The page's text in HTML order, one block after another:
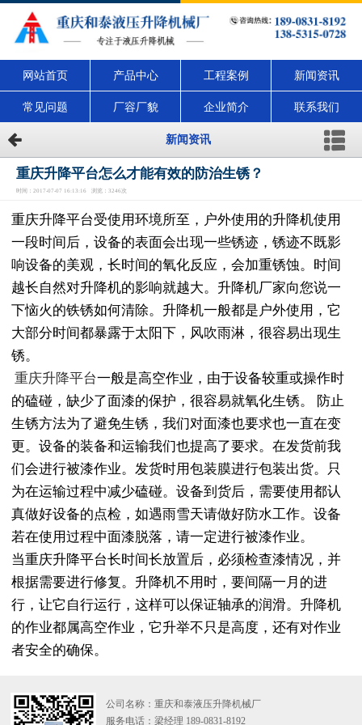
网站首页 产品中心 工程案例 新闻资讯
常见问题 厂容厂貌 企业简介 联系我们
新闻资讯
重庆升降平台怎么才能有效的防治生锈？
时间：2017-07-07 16:13:16 浏览：3246次
重庆升降平台受使用环境所至，户外使用的升降机使用
一段时间后，设备的表面会出现一些锈迹，锈迹不既影
响设备的美观，长时间的氧化反应，会加重锈蚀。时间
越长自然对升降机的影响就越大。升降机厂家向您说一
下恼火的铁锈如何清除。升降机一般都是户外使用，它
大部分时间都暴露于太阳下，风吹雨淋，很容易出现生
锈。
重庆升降平台一般是高空作业，由于设备较重或操作时
的磕碰，缺少了面漆的保护，很容易就氧化生锈。 防止
生锈方法为了避免生锈，我们对面漆也要求也一直在变
更。设备的装备和运输我们也提高了要求。在发货前我
们会进行被漆作业。发货时用包装膜进行包装出货。只
为在运输过程中减少磕碰。设备到货后，需要使用都认
真做好设备的点检，如遇雨雪天请做好防水工作。设备
若在使用过程中面漆脱落，请一定进行被漆作业。
当重庆升降平台长时间长放置后，必须检查漆情况，并
根据需要进行修复。升降机不用时，要间隔一月的进
行，让它自行运行，这样可以保证轴承的润滑。升降机
的作业都属高空作业，它升举不只是高度，还有对作业
者安全的确保。
公司名称：重庆和泰液压升降机械厂
服务电话：梁经理 189-0831-8192